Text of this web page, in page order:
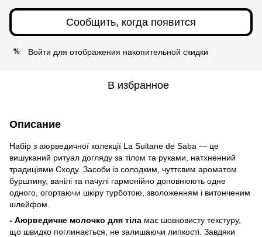
Сообщить, когда появится
% Войти для отображения накопительной скидки
В избранное
Описание
Набір з аюрведичної колекції La Sultane de Saba — це
вишуканий ритуал догляду за тілом та руками, натхненний
традиціями Сходу. Засоби із солодким, чуттєвим ароматом
бурштину, ванілі та пачулі гармонійно доповнюють одне
одного, огортаючи шкіру турботою, зволоженням і витонченим
шлейфом.
- Аюрведичне молочко для тіла має шовковисту текстуру,
що швидко поглинається, не залишаючи липкості. Завдяки